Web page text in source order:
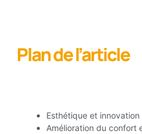
Plan de l’article
Esthétique et innovation
Amélioration du confort